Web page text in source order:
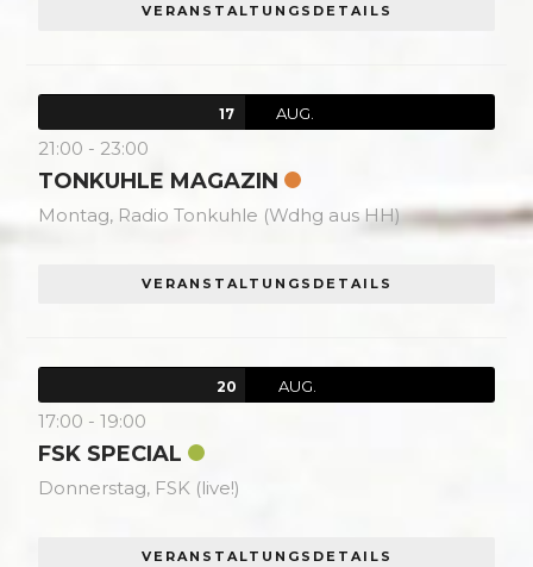
VERANSTALTUNGSDETAILS
17 AUG.
21:00 - 23:00
TONKUHLE MAGAZIN
Montag, Radio Tonkuhle (Wdhg aus HH)
VERANSTALTUNGSDETAILS
20 AUG.
17:00 -19:00
FSK SPECIAL
Donnerstag, FSK (live!)
VERANSTALTUNGSDETAILS